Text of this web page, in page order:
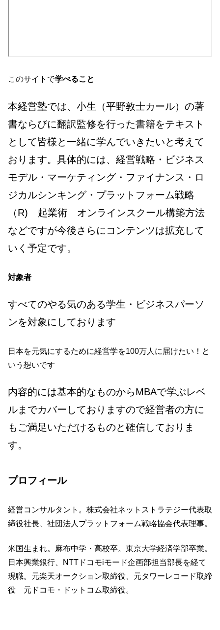
このサイトで学べること
本経営塾では、小生（平野敦士カール）の著
書ならびに翻訳監修を行った書籍をテキスト
として皆様と一緒に学んでいきたいと考えて
おります。具体的には、経営戦略・ビジネス
モデル・マーケティング・ファイナンス・ロ
ジカルシンキング・プラットフォーム戦略
（R) 起業術 オンラインスクール構築方法
などですが今後さらにコンテンツは拡充して
いく予定です。
対象者
すべてのやる気のある学生・ビジネスパーソ
ンを対象にしております
日本を元気にするために経営学を100万人に届けたい！と
いう想いです
内容的には基本的なものからMBAで学ぶレベ
ルまでカバーしておりますので経営者の方に
もご満足いただけるものと確信しておりま
す。
プロフィール
経営コンサルタント。株式会社ネットストラテジー代表取
締役社長、社団法人プラットフォーム戦略協会代表理事。
米国生まれ。麻布中学・高校卒。東京大学経済学部卒業。
日本興業銀行、NTTドコモiモード企画部担当部長を経て
現職。元楽天オークション取締役、元タワーレコード取締
役 元ドコモ・ドットコム取締役。